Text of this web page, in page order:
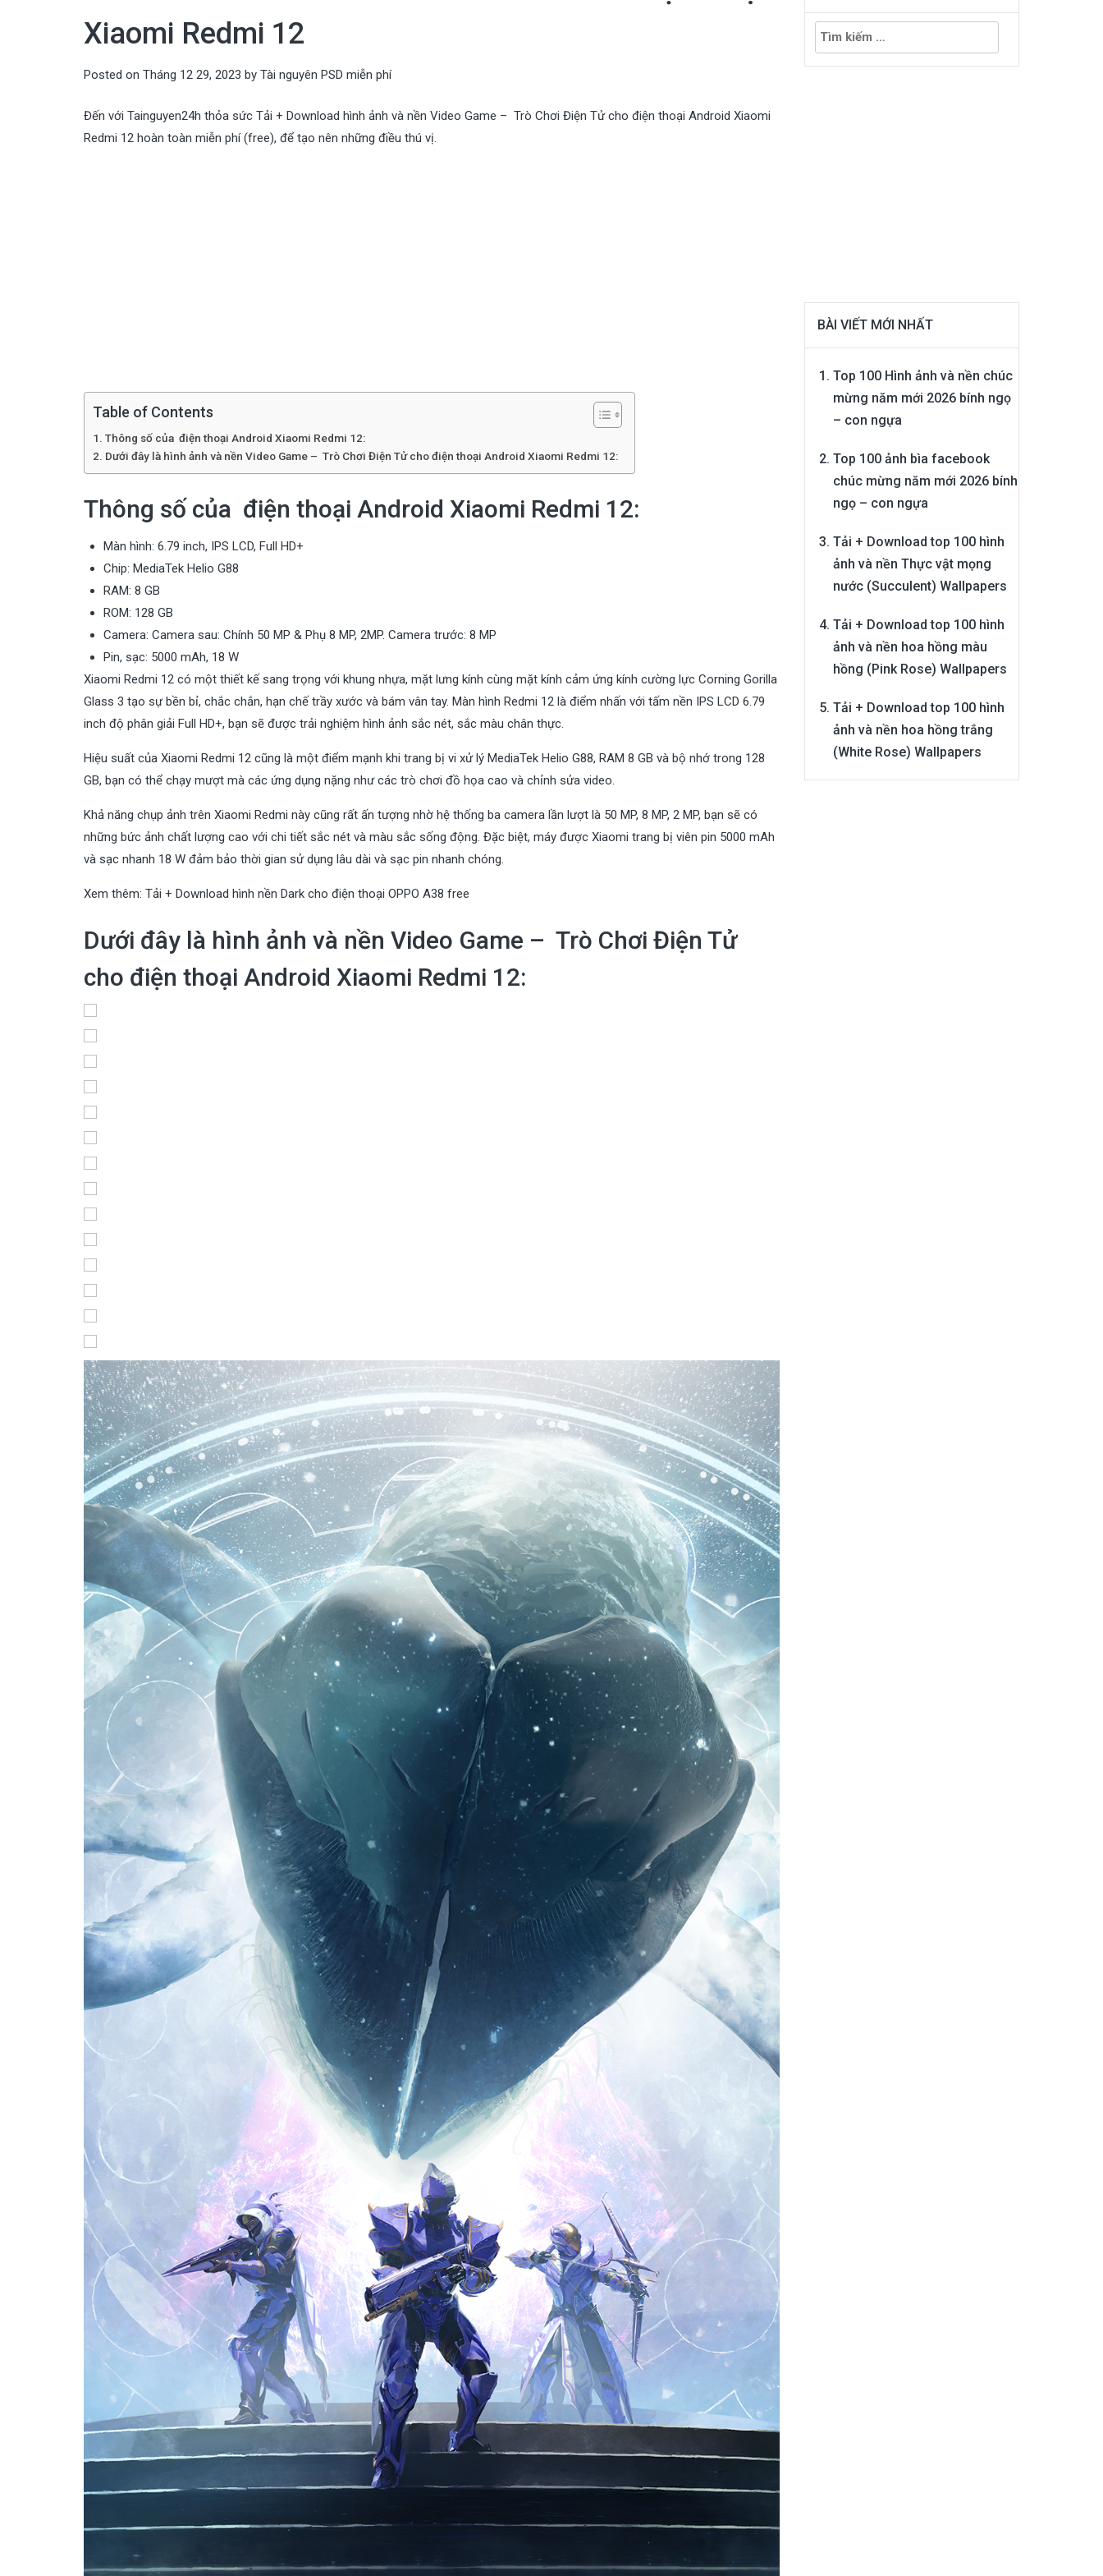
Xiaomi Redmi 12
Posted on Tháng 12 29, 2023 by Tài nguyên PSD miễn phí
Đến với Tainguyen24h thỏa sức Tải + Download hình ảnh và nền Video Game – Trò Chơi Điện Tử cho điện thoại Android Xiaomi
Redmi 12 hoàn toàn miễn phí (free), để tạo nên những điều thú vị.
Table of Contents
Thông số của điện thoại Android Xiaomi Redmi 12:
Dưới đây là hình ảnh và nền Video Game – Trò Chơi Điện Tử cho điện thoại Android Xiaomi Redmi 12:
Thông số của điện thoại Android Xiaomi Redmi 12:
Màn hình: 6.79 inch, IPS LCD, Full HD+
Chip: MediaTek Helio G88
RAM: 8 GB
ROM: 128 GB
Camera: Camera sau: Chính 50 MP & Phụ 8 MP, 2MP. Camera trước: 8 MP
Pin, sạc: 5000 mAh, 18 W
Xiaomi Redmi 12 có một thiết kế sang trọng với khung nhựa, mặt lưng kính cùng mặt kính cảm ứng kính cường lực Corning Gorilla
Glass 3 tạo sự bền bỉ, chắc chắn, hạn chế trầy xước và bám vân tay. Màn hình Redmi 12 là điểm nhấn với tấm nền IPS LCD 6.79
inch độ phân giải Full HD+, bạn sẽ được trải nghiệm hình ảnh sắc nét, sắc màu chân thực.
Hiệu suất của Xiaomi Redmi 12 cũng là một điểm mạnh khi trang bị vi xử lý MediaTek Helio G88, RAM 8 GB và bộ nhớ trong 128
GB, bạn có thể chạy mượt mà các ứng dụng nặng như các trò chơi đồ họa cao và chỉnh sửa video.
Khả năng chụp ảnh trên Xiaomi Redmi này cũng rất ấn tượng nhờ hệ thống ba camera lần lượt là 50 MP, 8 MP, 2 MP, bạn sẽ có
những bức ảnh chất lượng cao với chi tiết sắc nét và màu sắc sống động. Đặc biệt, máy được Xiaomi trang bị viên pin 5000 mAh
và sạc nhanh 18 W đảm bảo thời gian sử dụng lâu dài và sạc pin nhanh chóng.
Xem thêm: Tải + Download hình nền Dark cho điện thoại OPPO A38 free
Dưới đây là hình ảnh và nền Video Game – Trò Chơi Điện Tử
cho điện thoại Android Xiaomi Redmi 12:
Tìm
kiếm
cho:
BÀI VIẾT MỚI NHẤT
Top 100 Hình ảnh và nền chúc
mừng năm mới 2026 bính ngọ
– con ngựa
Top 100 ảnh bìa facebook
chúc mừng năm mới 2026 bính
ngọ – con ngựa
Tải + Download top 100 hình
ảnh và nền Thực vật mọng
nước (Succulent) Wallpapers
Tải + Download top 100 hình
ảnh và nền hoa hồng màu
hồng (Pink Rose) Wallpapers
Tải + Download top 100 hình
ảnh và nền hoa hồng trắng
(White Rose) Wallpapers